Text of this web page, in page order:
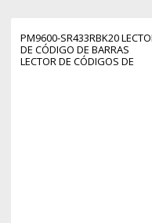
PM9600-SR433RBK20
DE CÓDIGO DE BARRAS
LECTOR DE CÓDIGOS DE